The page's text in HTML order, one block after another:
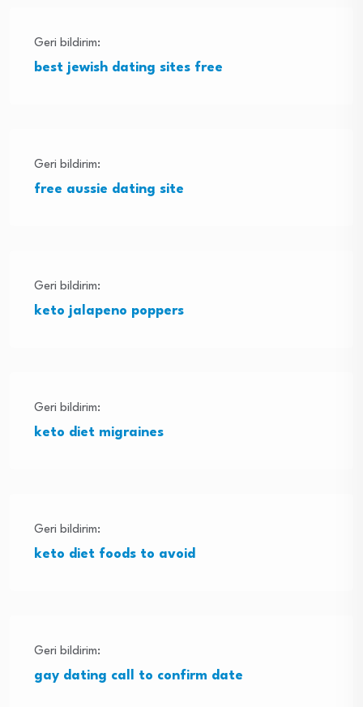
Geri bildirim:
best jewish dating sites free
Geri bildirim:
free aussie dating site
Geri bildirim:
keto jalapeno poppers
Geri bildirim:
keto diet migraines
Geri bildirim:
keto diet foods to avoid
Geri bildirim:
gay dating call to confirm date